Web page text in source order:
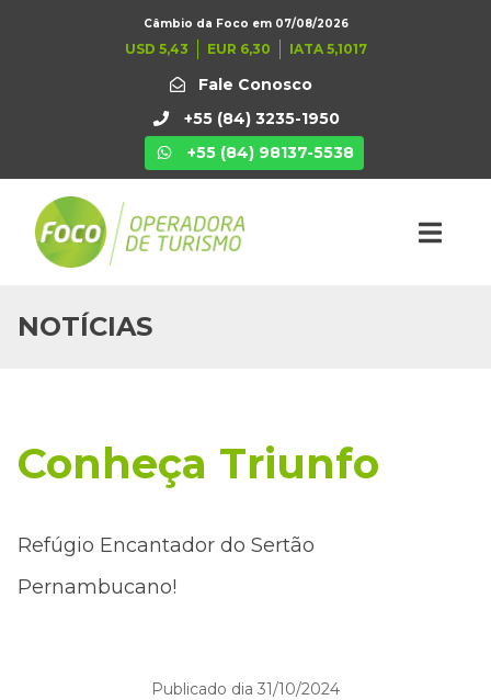
Câmbio da Foco em 07/08/2026
USD 5,43 EUR 6,30 IATA 5,1017
Fale Conosco
+55 (84) 3235-1950
+55 (84) 98137-5538
NOTÍCIAS
Conheça Triunfo
Refúgio Encantador do Sertão
Pernambucano!
Publicado dia 31/10/2024